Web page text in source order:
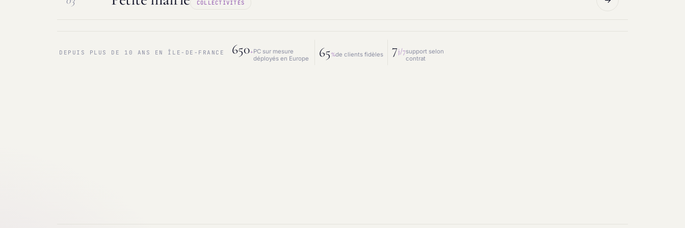
Maintenance & infogérance PC sur mesure
COLLECTIVITÉS
DEPUIS PLUS DE 10 ANS EN ÎLE-DE-FRANCE
650+PC sur mesure
déployés en Europe
65%de clients fidèles 7j/7support selon
contrat